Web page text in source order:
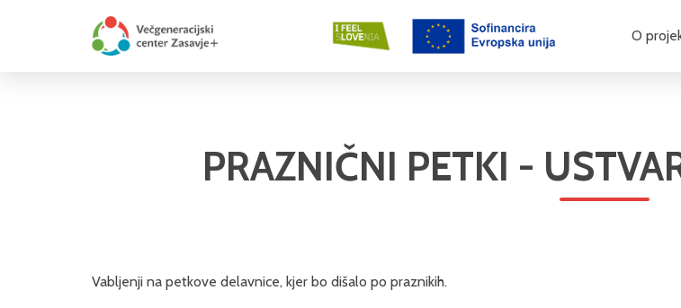
O
PRAZNIČNI PETKI -
Vabljenji na petkove delavnice, kjer bo dišalo po praznikih.